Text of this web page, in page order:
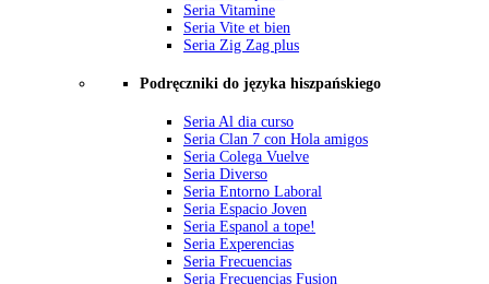
Seria Vitamine
Seria Vite et bien
Seria Zig Zag plus
Podręczniki do języka hiszpańskiego
Seria Al dia curso
Seria Clan 7 con Hola amigos
Seria Colega Vuelve
Seria Diverso
Seria Entorno Laboral
Seria Espacio Joven
Seria Espanol a tope!
Seria Experencias
Seria Frecuencias
Seria Frecuencias Fusion